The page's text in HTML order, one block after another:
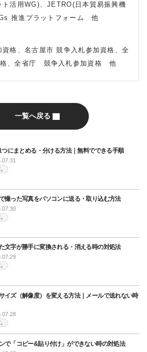
ト活用WG)、JETRO(日本貿易振興機
推進プラットフォーム 他
格、名古屋市 競争入札参加資格、全
、全省庁 競争入札参加資格 他
一覧へ戻る
つにまとめる・分ける方法｜無料でできる手順
撮った写真をパソコンに送る・取り込む方法
文字が勝手に変換される・消える時の対処法
イズ（解像度）を変える方法｜メールで送れない時
で「コピー&貼り付け」ができない時の対処法